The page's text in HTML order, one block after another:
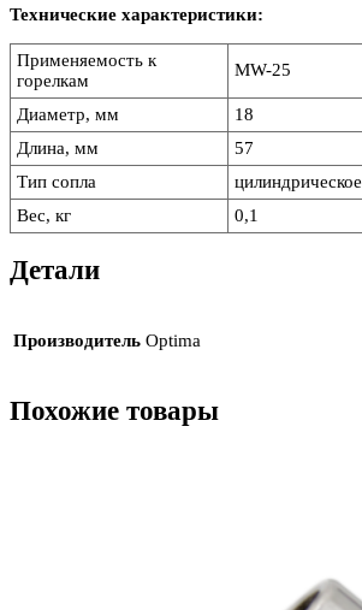
Технические характеристики:
Применяемость к
горелкам
MW-25
Диаметр, мм
18
Длина, мм
57
Тип сопла
цилиндрическое
Вес, кг
0,1
Детали
Производитель Optima
Похожие товары